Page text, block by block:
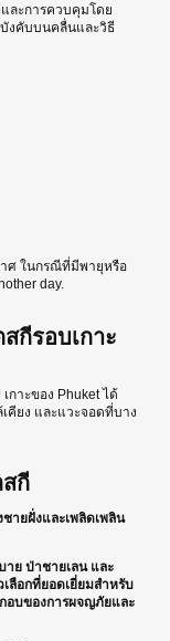
ละการควบคุมโดย
บังคับบนคลื่นและวิธี
ศ ในกรณีที่มีพายุหรือ
day.
กีรอบเกาะ
กาะของ Phuket ได้
เคียง และแวะจอดที่บาง
กี
ายฝั่งและเพลิดเพลิน
ย ป่าชายเลน และ
ลือกที่ยอดเยี่ยมสำหรับ
อบของการผจญภัยและ